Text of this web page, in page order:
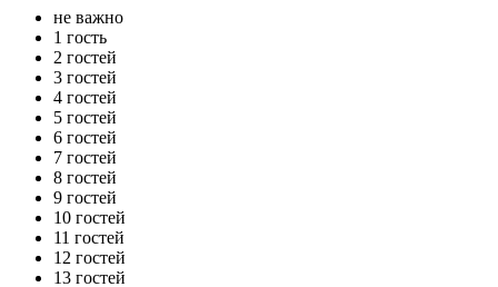
не важно
1 гость
2 гостей
3 гостей
4 гостей
5 гостей
6 гостей
7 гостей
8 гостей
9 гостей
10 гостей
11 гостей
12 гостей
13 гостей